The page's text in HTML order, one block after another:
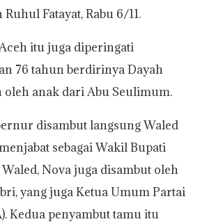
Fatayat, Rabu 6/11.
itu juga diperingati
76 tahun berdirinya Dayah
anak dari Abu Seulimum.
disambut langsung Waled
sebagai Wakil Bupati
Nova juga disambut oleh
yang juga Ketua Umum Partai
Kedua penyambut tamu itu